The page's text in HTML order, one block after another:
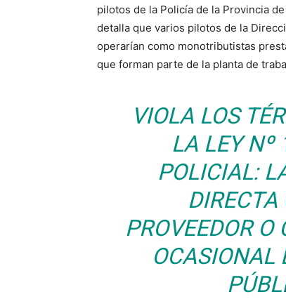
pilotos de la Policía de la Provincia
detalla que varios pilotos de la
operarían como monotributistas
que forman parte de la planta de
VIOLA LOS
LA LEY Nº
POLICIAL:
PROVEEDOR
OCASIONAL